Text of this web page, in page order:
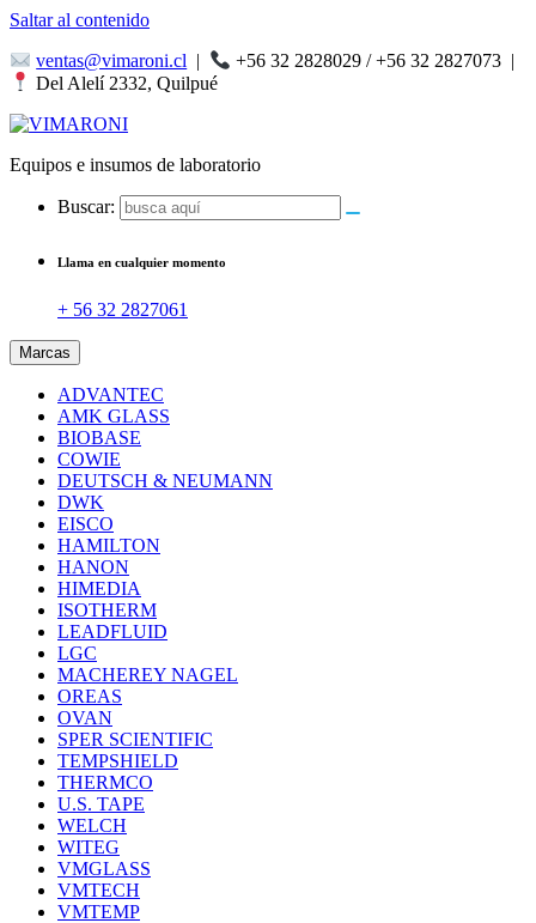
Saltar al contenido
ventas@vimaroni.cl | +56 32 2828029 / +56 32 2827073 |
Del Alelí 2332, Quilpué
Equipos e insumos de laboratorio
Buscar:
Llama en cualquier momento
+ 56 32 2827061
Marcas
ADVANTEC
AMK GLASS
BIOBASE
COWIE
DEUTSCH & NEUMANN
DWK
EISCO
HAMILTON
HANON
HIMEDIA
ISOTHERM
LEADFLUID
LGC
MACHEREY NAGEL
OREAS
OVAN
SPER SCIENTIFIC
TEMPSHIELD
THERMCO
U.S. TAPE
WELCH
WITEG
VMGLASS
VMTECH
VMTEMP